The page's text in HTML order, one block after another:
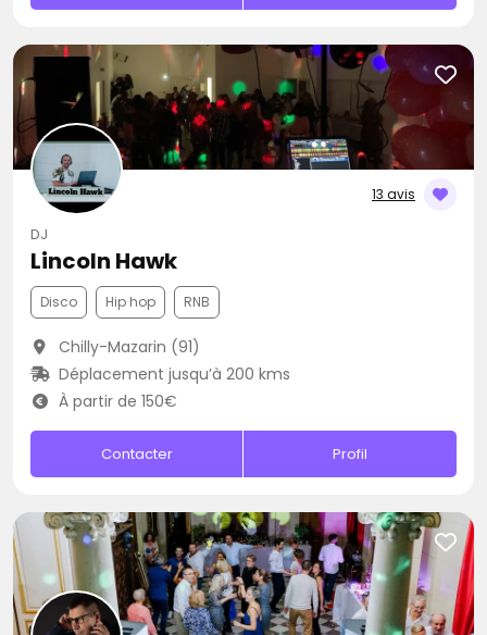
13 avis
DJ
Lincoln Hawk
Disco Hip hop RNB
Chilly-Mazarin (91)
Déplacement jusqu’à 200 kms
À partir de 150€
Contacter Profil